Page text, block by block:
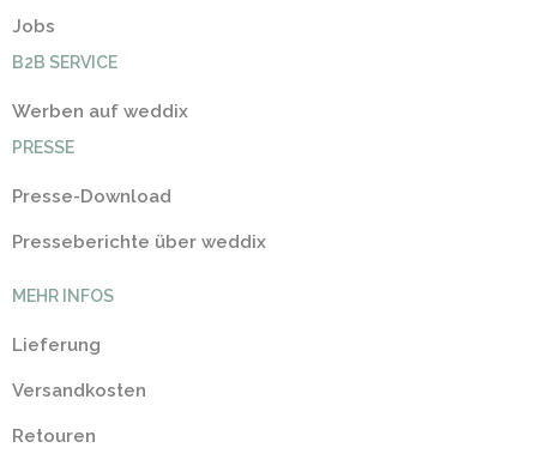
Jobs
B2B SERVICE
Werben auf weddix
PRESSE
Presse-Download
Presseberichte über weddix
MEHR INFOS
Lieferung
Versandkosten
Retouren